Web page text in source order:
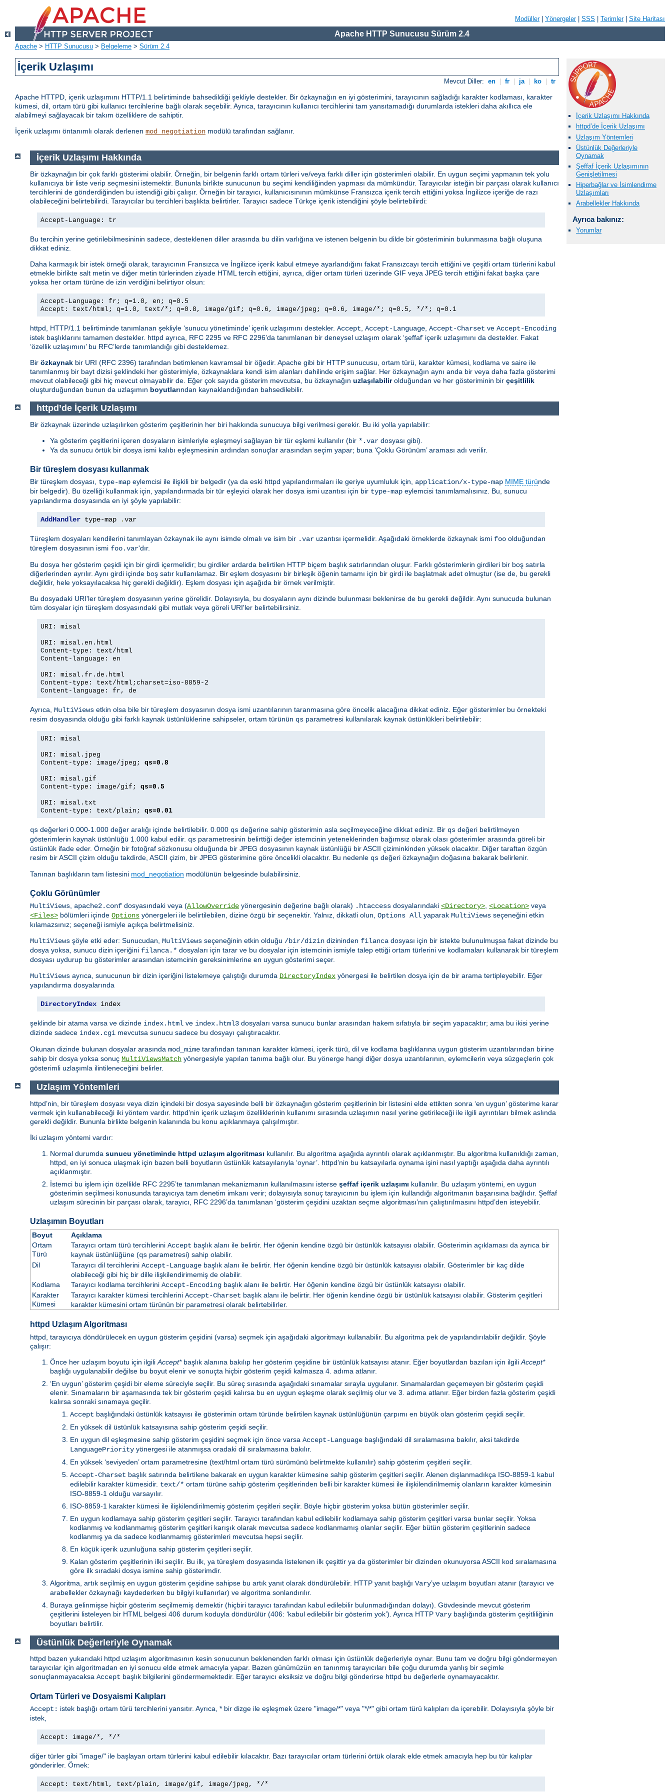
Modüller| Yönergeler| SSS Terimler| Site Haritası
Apache HTTP Sunucusu Sürüm 2.4
Apache > HTTP Sunucusu > Belgeleme > Sürüm 2.4
İçerik Uzlaşımı
Mevcut Diller: en fr ja ko tr
Apache HTTPD, içerik uzlaşımını HTTP/1.1 belirtiminde bahsedildiği şekliyle destekler. Bir özkaynağın en iyi gösterimini, tarayıcının sağladığı karakter kodlaması, karakter
kümesi, dil, ortam türü gibi kullanıcı tercihlerine bağlı olarak seçebilir. Ayrıca, tarayıcının kullanıcı tercihlerini tam yansıtamadığı durumlarda istekleri daha akıllıca ele
alabilmeyi sağlayacak bir takım özelliklere de sahiptir.
İçerik uzlaşımı öntanımlı olarak derlenen mod_negotiation modülü tarafından sağlanır.
İçerik Uzlaşımı Hakkında
httpd’de İçerik Uzlaşımı
Uzlaşım Yöntemleri
Üstünlük Değerleriyle
Oynamak
Şeffaf İçerik Uzlaşımının
Genişletilmesi
Hiperbağlar ve İsimlendirme
Uzlaşımları
Arabellekler Hakkında
Ayrıca bakınız:
Yorumlar
İçerik Uzlaşımı Hakkında
Bir özkaynağın bir çok farklı gösterimi olabilir. Örneğin, bir belgenin farklı ortam türleri ve/veya farklı diller için gösterimleri olabilir. En uygun seçimi yapmanın tek yolu
kullanıcıya bir liste verip seçmesini istemektir. Bununla birlikte sunucunun bu seçimi kendiliğinden yapması da mümkündür. Tarayıcılar isteğin bir parçası olarak kullanıcı
tercihlerini de gönderdiğinden bu istendiği gibi çalışır. Örneğin bir tarayıcı, kullanıcısınının mümkünse Fransızca içerik tercih ettiğini yoksa İngilizce içeriğe de razı
olabileceğini belirtebilirdi. Tarayıcılar bu tercihleri başlıkta belirtirler. Tarayıcı sadece Türkçe içerik istendiğini şöyle belirtebilirdi:
Accept-Language: tr
Bu tercihin yerine getirilebilmesininin sadece, desteklenen diller arasında bu dilin varlığına ve istenen belgenin bu dilde bir gösteriminin bulunmasına bağlı oluşuna
dikkat ediniz.
Daha karmaşık bir istek örneği olarak, tarayıcının Fransızca ve İngilizce içerik kabul etmeye ayarlandığını fakat Fransızcayı tercih ettiğini ve çeşitli ortam türlerini kabul
etmekle birlikte salt metin ve diğer metin türlerinden ziyade HTML tercih ettiğini, ayrıca, diğer ortam türleri üzerinde GIF veya JPEG tercih ettiğini fakat başka çare
yoksa her ortam türüne de izin verdiğini belirtiyor olsun:
Accept-Language: fr; q=1.0, en; q=0.5
Accept: text/html; q=1.0, text/*; q=0.8, image/gif; q=0.6, image/jpeg; q=0.6, image/*; q=0.5, */*; q=0.1
httpd, HTTP/1.1 belirtiminde tanımlanan şekliyle ‘sunucu yönetiminde’ içerik uzlaşımını destekler. Accept Accept-Language Accept-Charset ve Accept-Encoding
istek başlıklarını tamamen destekler. httpd ayrıca, RFC 2295 ve RFC 2296’da tanımlanan bir deneysel uzlaşım olarak ‘şeffaf’ içerik uzlaşımını da destekler. Fakat
‘özellik uzlaşımını’ bu RFC’lerde tanımlandığı gibi desteklemez.
Bir özkaynak bir URI (RFC 2396) tarafından betimlenen kavramsal bir öğedir. Apache gibi bir HTTP sunucusu, ortam türü, karakter kümesi, kodlama ve saire ile
tanımlanmış bir bayt dizisi şeklindeki her gösterimiyle, özkaynaklara kendi isim alanları dahilinde erişim sağlar. Her özkaynağın aynı anda bir veya daha fazla gösterimi
mevcut olabileceği gibi hiç mevcut olmayabilir de. Eğer çok sayıda gösterim mevcutsa, bu özkaynağın uzlaşılabilirolduğundan ve her gösteriminin bir çeşitlilik
oluşturduğundan bunun da uzlaşımın boyutlarından kaynaklandığından bahsedilebilir.
httpd’de İçerik Uzlaşımı
Bir özkaynak üzerinde uzlaşılırken gösterim çeşitlerinin her biri hakkında sunucuya bilgi verilmesi gerekir. Bu iki yolla yapılabilir:
Ya gösterim çeşitlerini içeren dosyaların isimleriyle eşleşmeyi sağlayan bir tür eşlemi kullanılır (bir *.var dosyası gibi).
Ya da sunucu örtük bir dosya ismi kalıbı eşleşmesinin ardından sonuçlar arasından seçim yapar; buna ‘Çoklu Görünüm’ araması adı verilir.
Bir türeşlem dosyası kullanmak
Bir türeşlem dosyası, type-map eylemcisi ile ilişkili bir belgedir (ya da eski httpd yapılandırmaları ile geriye uyumluluk için, application/x-type-map MIME türünde
bir belgedir). Bu özelliği kullanmak için, yapılandırmada bir tür eşleyici olarak her dosya ismi uzantısı için bir type-map eylemcisi tanımlamalısınız. Bu, sunucu
yapılandırma dosyasında en iyi şöyle yapılabilir:
AddHandler type-map .var
Türeşlem dosyaları kendilerini tanımlayan özkaynak ile aynı isimde olmalı ve isim bir .var uzantısı içermelidir. Aşağıdaki örneklerde özkaynak ismi foo olduğundan
türeşlem dosyasının ismi foo.var'dır.
Bu dosya her gösterim çeşidi için bir girdi içermelidir; bu girdiler ardarda belirtilen HTTP biçem başlık satırlarından oluşur. Farklı gösterimlerin girdileri bir boş satırla
diğerlerinden ayrılır. Aynı girdi içinde boş satır kullanılamaz. Bir eşlem dosyasını bir birleşik öğenin tamamı için bir girdi ile başlatmak adet olmuştur (ise de, bu gerekli
değildir, hele yoksayılacaksa hiç gerekli değildir). Eşlem dosyası için aşağıda bir örnek verilmiştir.
Bu dosyadaki URI'ler türeşlem dosyasının yerine görelidir. Dolayısıyla, bu dosyaların aynı dizinde bulunması beklenirse de bu gerekli değildir. Aynı sunucuda bulunan
tüm dosyalar için türeşlem dosyasındaki gibi mutlak veya göreli URI'ler belirtebilirsiniz.
URI: misal
URI: misal.en.html
Content-type: text/html
Content-language: en
URI: misal.fr.de.html
Content-type: text/html;charset=iso-8859-2
Content-language: fr, de
Ayrıca, MultiViews etkin olsa bile bir türeşlem dosyasının dosya ismi uzantılarının taranmasına göre öncelik alacağına dikkat ediniz. Eğer gösterimler bu örnekteki
resim dosyasında olduğu gibi farklı kaynak üstünlüklerine sahipseler, ortam türünün qs parametresi kullanılarak kaynak üstünlükleri belirtilebilir:
URI: misal
URI: misal.jpeg
Content-type: image/jpeg; qs=0.8
URI: misal.gif
Content-type: image/gif; qs=0.5
URI: misal.txt
Content-type: text/plain; qs=0.01
qs değerleri 0.000-1.000 değer aralığı içinde belirtilebilir. 0.000 qs değerine sahip gösterimin asla seçilmeyeceğine dikkat ediniz. Bir qs değeri belirtilmeyen
gösterimlerin kaynak üstünlüğü 1.000 kabul edilir. qs parametresinin belirttiği değer istemcinin yeteneklerinden bağımsız olarak olası gösterimler arasında göreli bir
üstünlük ifade eder. Örneğin bir fotoğraf sözkonusu olduğunda bir JPEG dosyasının kaynak üstünlüğü bir ASCII çiziminkinden yüksek olacaktır. Diğer taraftan özgün
resim bir ASCII çizim olduğu takdirde, ASCII çizim, bir JPEG gösterimine göre öncelikli olacaktır. Bu nedenle qs değeri özkaynağın doğasına bakarak belirlenir.
Tanınan başlıkların tam listesini mod_negotiation modülünün belgesinde bulabilirsiniz.
Çoklu Görünümler
MultiViews, apache2.conf dosyasındaki veya (AllowOverride yönergesinin değerine bağlı olarak) .htaccess dosyalarındaki <Directory>, <Location> veya
<Files> bölümleri içinde Options yönergeleri ile belirtilebilen, dizine özgü bir seçenektir. Yalnız, dikkatli olun, Options All yaparak MultiViews seçeneğini etkin
kılamazsınız; seçeneği ismiyle açıkça belirtmelisiniz.
MultiViews şöyle etki eder: Sunucudan, MultiViews seçeneğinin etkin olduğu /bir/dizin dizininden filanca dosyası için bir istekte bulunulmuşsa fakat dizinde bu
dosya yoksa, sunucu dizin içeriğini filanca.* dosyaları için tarar ve bu dosyalar için istemcinin ismiyle talep ettiği ortam türlerini ve kodlamaları kullanarak bir türeşlem
dosyası uydurup bu gösterimler arasından istemcinin gereksinimlerine en uygun gösterimi seçer.
MultiViews ayrıca, sunucunun bir dizin içeriğini listelemeye çalıştığı durumda DirectoryIndex yönergesi ile belirtilen dosya için de bir arama tertipleyebilir. Eğer
yapılandırma dosyalarında
DirectoryIndex index
şeklinde bir atama varsa ve dizinde index.html ve index.html3 dosyaları varsa sunucu bunlar arasından hakem sıfatıyla bir seçim yapacaktır; ama bu ikisi yerine
dizinde sadece index.cgi mevcutsa sunucu sadece bu dosyayı çalıştıracaktır.
Okunan dizinde bulunan dosyalar arasında mod_mime tarafından tanınan karakter kümesi, içerik türü, dil ve kodlama başlıklarına uygun gösterim uzantılarından birine
sahip bir dosya yoksa sonuç MultiViewsMatch yönergesiyle yapılan tanıma bağlı olur. Bu yönerge hangi diğer dosya uzantılarının, eylemcilerin veya süzgeçlerin çok
gösterimli uzlaşımla ilintileneceğini belirler.
Uzlaşım Yöntemleri
httpd’nin, bir türeşlem dosyası veya dizin içindeki bir dosya sayesinde belli bir özkaynağın gösterim çeşitlerinin bir listesini elde ettikten sonra ‘en uygun’ gösterime karar
vermek için kullanabileceği iki yöntem vardır. httpd’nin içerik uzlaşım özelliklerinin kullanımı sırasında uzlaşımın nasıl yerine getirileceği ile ilgili ayrıntıları bilmek aslında
gerekli değildir. Bununla birlikte belgenin kalanında bu konu açıklanmaya çalışılmıştır.
İki uzlaşım yöntemi vardır:
Normal durumda sunucu yönetiminde httpd uzlaşım algoritması kullanılır. Bu algoritma aşağıda ayrıntılı olarak açıklanmıştır. Bu algoritma kullanıldığı zaman,
httpd, en iyi sonuca ulaşmak için bazen belli boyutların üstünlük katsayılarıyla ‘oynar’. httpd’nin bu katsayılarla oynama işini nasıl yaptığı aşağıda daha ayrıntılı
açıklanmıştır.
İstemci bu işlem için özellikle RFC 2295’te tanımlanan mekanizmanın kullanılmasını isterse şeffaf içerik uzlaşımı kullanılır. Bu uzlaşım yöntemi, en uygun
gösterimin seçilmesi konusunda tarayıcıya tam denetim imkanı verir; dolayısıyla sonuç tarayıcının bu işlem için kullandığı algoritmanın başarısına bağlıdır. Şeffaf
uzlaşım sürecinin bir parçası olarak, tarayıcı, RFC 2296’da tanımlanan ‘gösterim çeşidini uzaktan seçme algoritması’nın çalıştırılmasını httpd’den isteyebilir.
Uzlaşımın Boyutları
Boyut
Açıklama
Ortam
Türü
Tarayıcı ortam türü tercihlerini Accept başlık alanı ile belirtir. Her öğenin kendine özgü bir üstünlük katsayısı olabilir. Gösterimin açıklaması da ayrıca bir
kaynak üstünlüğüne (qsparametresi) sahip olabilir.
Dil
Tarayıcı dil tercihlerini Accept-Languagebaşlık alanı ile belirtir. Her öğenin kendine özgü bir üstünlük katsayısı olabilir. Gösterimler bir kaç dilde
olabileceği gibi hiç bir dille ilişkilendirimemiş de olabilir.
Kodlama
Tarayıcı kodlama tercihlerini Accept-Encodingbaşlık alanı ile belirtir. Her öğenin kendine özgü bir üstünlük katsayısı olabilir.
Karakter
Kümesi
Tarayıcı karakter kümesi tercihlerini Accept-Charset başlık alanı ile belirtir. Her öğenin kendine özgü bir üstünlük katsayısı olabilir. Gösterim çeşitleri
karakter kümesini ortam türünün bir parametresi olarak belirtebilirler.
httpd Uzlaşım Algoritması
httpd, tarayıcıya döndürülecek en uygun gösterim çeşidini (varsa) seçmek için aşağıdaki algoritmayı kullanabilir. Bu algoritma pek de yapılandırılabilir değildir. Şöyle
çalışır:
Önce her uzlaşım boyutu için ilgili Accept*başlık alanına bakılıp her gösterim çeşidine bir üstünlük katsayısı atanır. Eğer boyutlardan bazıları için ilgili Accept*
başlığı uygulanabilir değilse bu boyut elenir ve sonuçta hiçbir gösterim çeşidi kalmasza 4. adıma atlanır.
‘En uygun’ gösterim çeşidi bir eleme süreciyle seçilir. Bu süreç sırasında aşağıdaki sınamalar sırayla uygulanır. Sınamalardan geçemeyen bir gösterim çeşidi
elenir. Sınamaların bir aşamasında tek bir gösterim çeşidi kalırsa bu en uygun eşleşme olarak seçilmiş olur ve 3. adıma atlanır. Eğer birden fazla gösterim çeşidi
kalırsa sonraki sınamaya geçilir.
Accept başlığındaki üstünlük katsayısı ile gösterimin ortam türünde belirtilen kaynak üstünlüğünün çarpımı en büyük olan gösterim çeşidi seçilir.
En yüksek dil üstünlük katsayısına sahip gösterim çeşidi seçilir.
En uygun dil eşleşmesine sahip gösterim çeşidini seçmek için önce varsa Accept-Language başlığındaki dil sıralamasına bakılır, aksi takdirde
LanguagePriority yönergesi ile atanmışsa oradaki dil sıralamasına bakılır.
En yüksek ‘seviyeden’ ortam parametresine (text/html ortam türü sürümünü belirtmekte kullanılır) sahip gösterim çeşitleri seçilir.
Accept-Charset başlık satırında belirtilene bakarak en uygun karakter kümesine sahip gösterim çeşitleri seçilir. Alenen dışlanmadıkça ISO-8859-1 kabul
edilebilir karakter kümesidir. text/* ortam türüne sahip gösterim çeşitlerinden belli bir karakter kümesi ile ilişkilendirilmemiş olanların karakter kümesinin
ISO-8859-1 olduğu varsayılır.
ISO-8859-1 karakter kümesi ile ilişkilendirilmemiş gösterim çeşitleri seçilir. Böyle hiçbir gösterim yoksa bütün gösterimler seçilir.
En uygun kodlamaya sahip gösterim çeşitleri seçilir. Tarayıcı tarafından kabul edilebilir kodlamaya sahip gösterim çeşitleri varsa bunlar seçilir. Yoksa
kodlanmış ve kodlanmamış gösterim çeşitleri karışık olarak mevcutsa sadece kodlanmamış olanlar seçilir. Eğer bütün gösterim çeşitlerinin sadece
kodlanmış ya da sadece kodlanmamış gösterimleri mevcutsa hepsi seçilir.
En küçük içerik uzunluğuna sahip gösterim çeşitleri seçilir.
Kalan gösterim çeşitlerinin ilki seçilir. Bu ilk, ya türeşlem dosyasında listelenen ilk çeşittir ya da gösterimler bir dizinden okunuyorsa ASCII kod sıralamasına
göre ilk sıradaki dosya ismine sahip gösterimdir.
Algoritma, artık seçilmiş en uygun gösterim çeşidine sahipse bu artık yanıt olarak döndürülebilir. HTTP yanıt başlığı Vary’ye uzlaşım boyutları atanır (tarayıcı ve
arabellekler özkaynağı kaydederken bu bilgiyi kullanırlar) ve algoritma sonlandırılır.
Buraya gelinmişse hiçbir gösterim seçilmemiş demektir (hiçbiri tarayıcı tarafından kabul edilebilir bulunmadığından dolayı). Gövdesinde mevcut gösterim
çeşitlerini listeleyen bir HTML belgesi 406 durum koduyla döndürülür (406: ‘kabul edilebilir bir gösterim yok’). Ayrıca HTTP Vary başlığında gösterim çeşitliliğinin
boyutları belirtilir.
Üstünlük Değerleriyle Oynamak
httpd bazen yukarıdaki httpd uzlaşım algoritmasının kesin sonucunun beklenenden farklı olması için üstünlük değerleriyle oynar. Bunu tam ve doğru bilgi göndermeyen
tarayıcılar için algoritmadan en iyi sonucu elde etmek amacıyla yapar. Bazen günümüzün en tanınmış tarayıcıları bile çoğu durumda yanlış bir seçimle
sonuçlanmayacaksa Accept başlık bilgilerini göndermemektedir. Eğer tarayıcı eksiksiz ve doğru bilgi gönderirse httpd bu değerlerle oynamayacaktır.
Ortam Türleri ve Dosyaismi Kalıpları
Accept: istek başlığı ortam türü tercihlerini yansıtır. Ayrıca, * bir dizge ile eşleşmek üzere "image/*" veya "*/*" gibi ortam türü kalıpları da içerebilir. Dolayısıyla şöyle bir
istek,
Accept: image/*, */*
diğer türler gibi "image/" ile başlayan ortam türlerini kabul edilebilir kılacaktır. Bazı tarayıcılar ortam türlerini örtük olarak elde etmek amacıyla hep bu tür kalıplar
gönderirler. Örnek:
Accept: text/html, text/plain, image/gif, image/jpeg, */*